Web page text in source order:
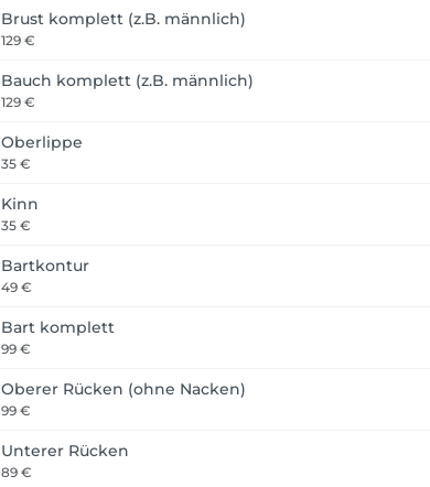
Brust komplett (z.B. männlich)
129 €
Bauch komplett (z.B. männlich)
129 €
Oberlippe
35 €
Kinn
35 €
Bartkontur
49 €
Bart komplett
99 €
Oberer Rücken (ohne Nacken)
99 €
Unterer Rücken
89 €